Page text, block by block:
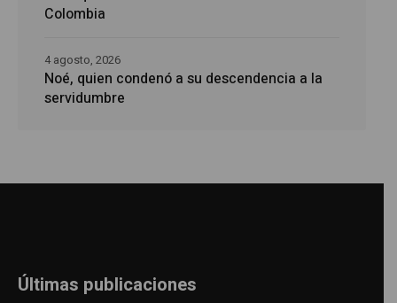
Colombia
Noé, quien condenó a su descendencia a la
servidumbre
4 agosto, 2026
Últimas publicaciones